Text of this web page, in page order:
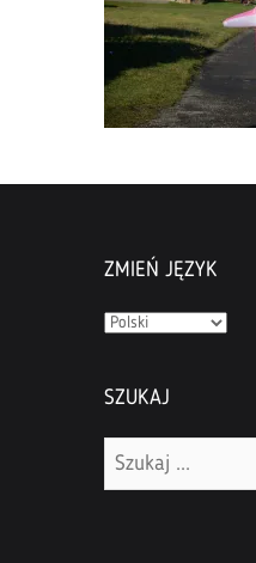
ZMIEŃ JĘZYK
Zmień
SZUKAJ